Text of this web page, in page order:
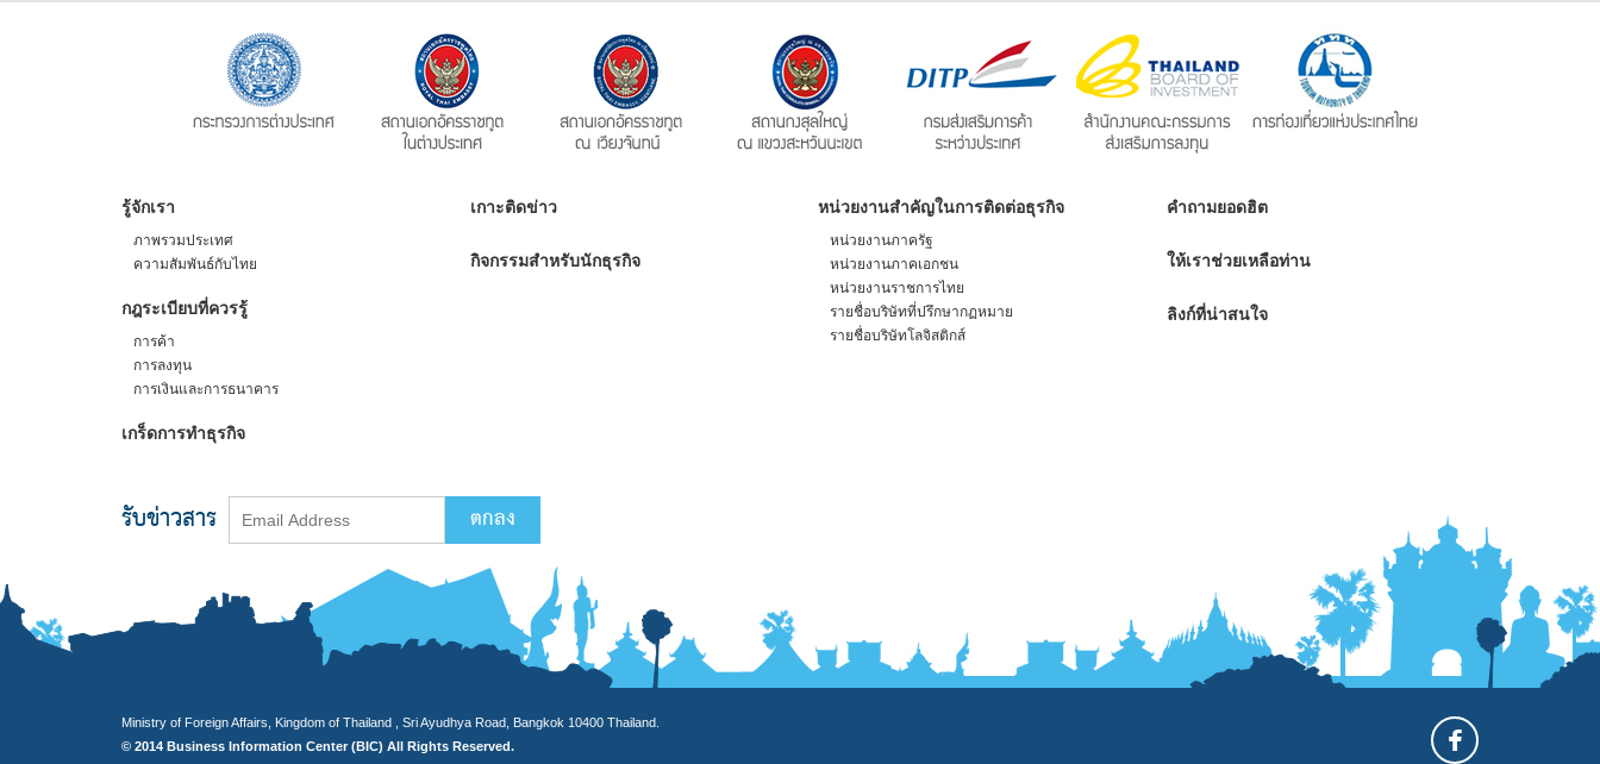
รู้จักเรา
ภาพรวมประเทศ
ความสัมพันธ์กับไทย
กฎระเบียบที่ควรรู้
การค้า
การลงทุน
การเงินและการธนาคาร
เกร็ดการทำธุรกิจ
เกาะติดข่าว
กิจกรรมสำหรับนักธุรกิจ
หน่วยงานสำคัญในการติดต่อธุรกิจ
หน่วยงานภาครัฐ
หน่วยงานภาคเอกชน
หน่วยงานราชการไทย
รายชื่อบริษัทที่ปรึกษากฏหมาย
รายชื่อบริษัทโลจิสติกส์
คำถามยอดฮิต
ให้เราช่วยเหลือท่าน
ลิงก์ที่น่าสนใจ
รับข่าวสาร
Ministry of Foreign Affairs, Kingdom of Thailand , Sri Ayudhya Road, Bangkok 10400 Thailand.
© 2014 Business Information Center (BIC) All Rights Reserved.